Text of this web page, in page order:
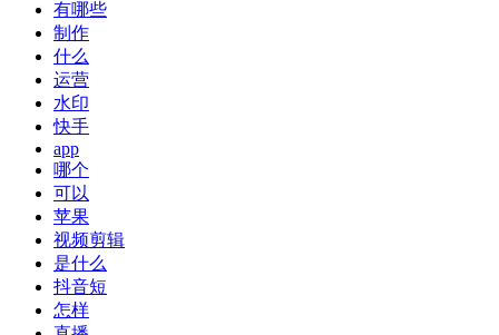
有哪些
制作
什么
运营
水印
快手
app
哪个
可以
苹果
视频剪辑
是什么
抖音短
怎样